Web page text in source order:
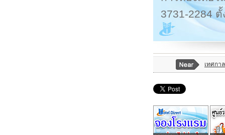
3731-2284
เทศกา